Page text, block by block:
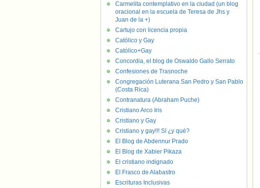
Carmelita contemplativo en la ciudad (un blog
oracional en la escuela de Teresa de Jhs y
Juan de la +)
Cartujo con licencia propia
Católico y Gay
Católico+Gay
Concordia, el blog de Oswaldo Gallo Serrato
Confesiones de Trasnoche
Congregación Luterana San Pedro y San Pablo
(Costa Rica)
Contranatura (Abraham Puche)
Cristiano Arco Iris
Cristiano y Gay
Cristiano y gay!!! Sí ¿y qué?
El Blog de Abdennur Prado
El Blog de Xabier Pikaza
El cristiano indignado
El Frasco de Alabastro
Escrituras Inclusivas